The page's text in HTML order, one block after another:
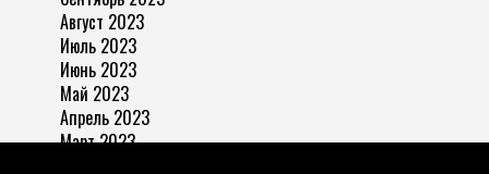
Август 2023
Июль 2023
Июнь 2023
Май 2023
Апрель 2023
Март 2023